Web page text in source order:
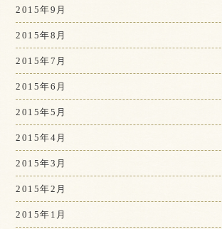
2015年9月
2015年8月
2015年7月
2015年6月
2015年5月
2015年4月
2015年3月
2015年2月
2015年1月